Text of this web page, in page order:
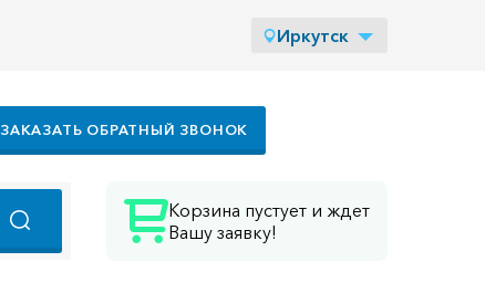
Иркутск
Корзина пустует и ждет
Вашу заявку!
ЗАКАЗАТЬ ОБРАТНЫЙ ЗВОНОК